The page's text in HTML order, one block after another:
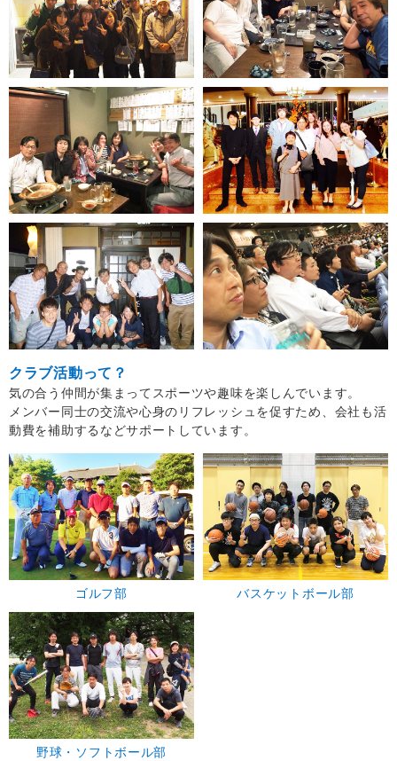
クラブ活動って？
気の合う仲間が集まってスポーツや趣味を楽しんでいます。
メンバー同士の交流や心身のリフレッシュを促すため、会社も活
動費を補助するなどサポートしています。
ゴルフ部 バスケットボール部
野球・ソフトボール部